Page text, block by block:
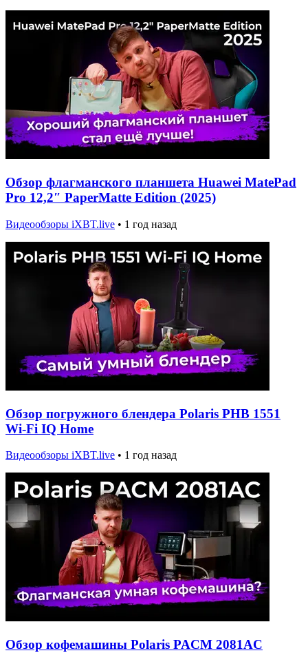
Обзор флагманского планшета Huawei MatePad
Pro 12,2″ PaperMatte Edition (2025)
Видеообзоры iXBT.live • 1 год назад
Обзор погружного блендера Polaris PHB 1551
Wi-Fi IQ Home
Видеообзоры iXBT.live • 1 год назад
Обзор кофемашины Polaris PACM 2081AC